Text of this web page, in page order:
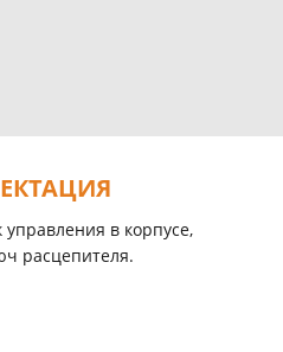
в корпусе,
расцепителя.